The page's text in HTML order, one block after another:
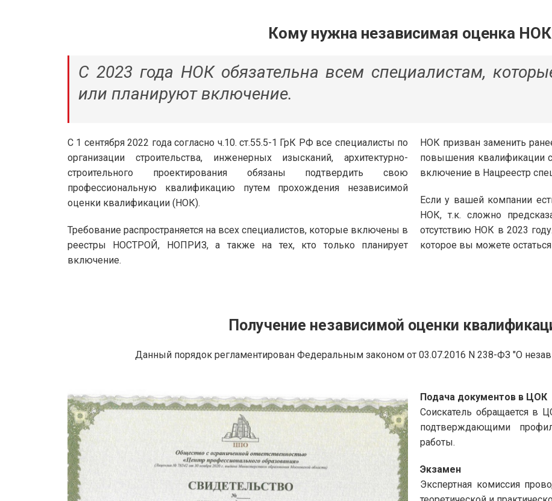
Кому нужна независимая оценка
С 2023 года НОК обязательна всем специалистам,
или планируют включение.
С 1 сентября 2022 года согласно ч.10. ст.55.5-1 ГрК РФ все специалисты по
организации строительства, инженерных изысканий, архитектурно-
строительного проектирования обязаны подтвердить свою
профессиональную квалификацию путем прохождения независимой
оценки квалификации (НОК).
Требование распространяется на всех специалистов, которые включены в
реестры НОСТРОЙ, НОПРИЗ, а также на тех, кто только планирует
включение.
НОК призван заменить
повышения квалификации
включение в Нацреестр
Если у вашей компании
НОК, т.к. сложно
отсутствию НОК в 2023
которое вы можете
Получение независимой оценки
Данный порядок регламентирован Федеральным законом от 03.07.2016 N 238-ФЗ "О
Подача документов в ЦОК
Соискатель обращается в
подтверждающими
работы.
Экзамен
Экспертная комиссия